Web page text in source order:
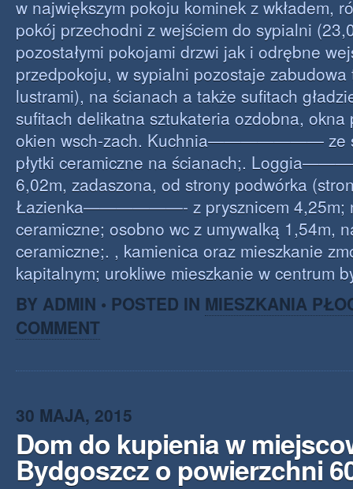
w największym pokoju kominek z wkładem,
pokój przechodni z wejściem do sypialni
pozostałymi pokojami drzwi jak i odrębne
przedpokoju, w sypialni pozostaje
lustrami), na ścianach a także sufitach
sufitach delikatna sztukateria ozdobna, okna
okien wsch-zach. Kuchnia——————— ze
płytki ceramiczne na ścianach;.
6,02m, zadaszona, od strony podwórka
Łazienka——————- z prysznicem 4,25m;
ceramiczne; osobno wc z umywalką 1,54m,
ceramiczne;. , kamienica oraz mieszkanie
kapitalnym; urokliwe mieszkanie w centrum
BY ADMIN • POSTED IN MIESZKANIA
COMMENT
30 MAJA, 2015
Dom do kupienia w
Bydgoszcz o powierzchni